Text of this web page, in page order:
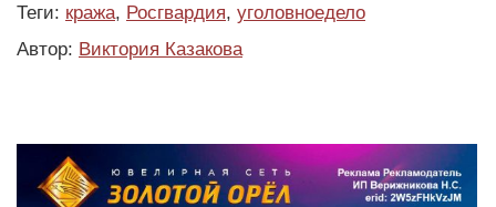
Теги: кража, Росгвардия, уголовноедело
Автор: Виктория Казакова